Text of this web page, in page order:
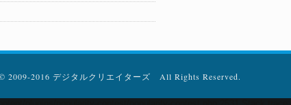
2009-2016 デジタルクリエイターズ All Rights Reserved.